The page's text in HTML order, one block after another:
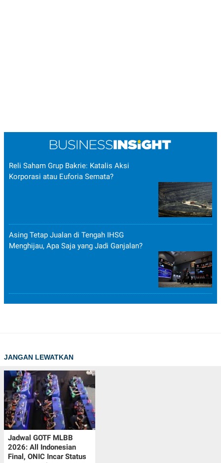
Reli Saham Grup Bakrie: Katalis Aksi
Korporasi atau Euforia Semata?
Asing Tetap Jualan di Tengah IHSG
Menghijau, Apa Saja yang Jadi Ganjalan?
JANGAN LEWATKAN
Jadwal GOTF MLBB
2026: All Indonesian
Final, ONIC Incar Status